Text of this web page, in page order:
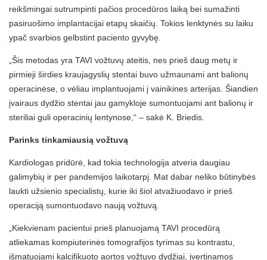
reikšmingai sutrumpinti pačios procedūros laiką bei sumažinti
pasiruošimo implantacijai etapų skaičių. Tokios lenktynės su laiku
ypač svarbios gelbstint paciento gyvybę.
„Šis metodas yra TAVI vožtuvų ateitis, nes prieš daug metų ir
pirmieji širdies kraujagyslių stentai buvo užmaunami ant balionų
operacinėse, o vėliau implantuojami į vainikines arterijas. Šiandien
įvairaus dydžio stentai jau gamykloje sumontuojami ant balionų ir
steriliai guli operacinių lentynose,“ – sakė K. Briedis.
Parinks tinkamiausią vožtuvą
Kardiologas pridūrė, kad tokia technologija atveria daugiau
galimybių ir per pandemijos laikotarpį. Mat dabar neliko būtinybės
laukti užsienio specialistų, kurie iki šiol atvažiuodavo ir prieš
operaciją sumontuodavo naują vožtuvą.
„Kiekvienam pacientui prieš planuojamą TAVI procedūrą
atliekamas kompiuterinės tomografijos tyrimas su kontrastu,
išmatuojami kalcifikuoto aortos vožtuvo dydžiai, įvertinamos